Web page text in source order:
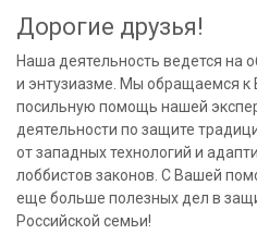
Дорогие друзья!
Наша деятельность ведется на
и энтузиазме. Мы обращаемся к
посильную помощь нашей
деятельности по защите
от западных технологий и
лоббистов законов. С Вашей
еще больше полезных дел в
Российской семьи!